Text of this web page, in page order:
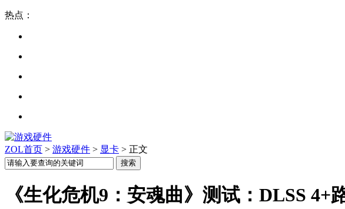
热点：
ZOL首页 > 游戏硬件 > 显卡 > 正文
《生化危机9：安魂曲》测试：DLSS 4+